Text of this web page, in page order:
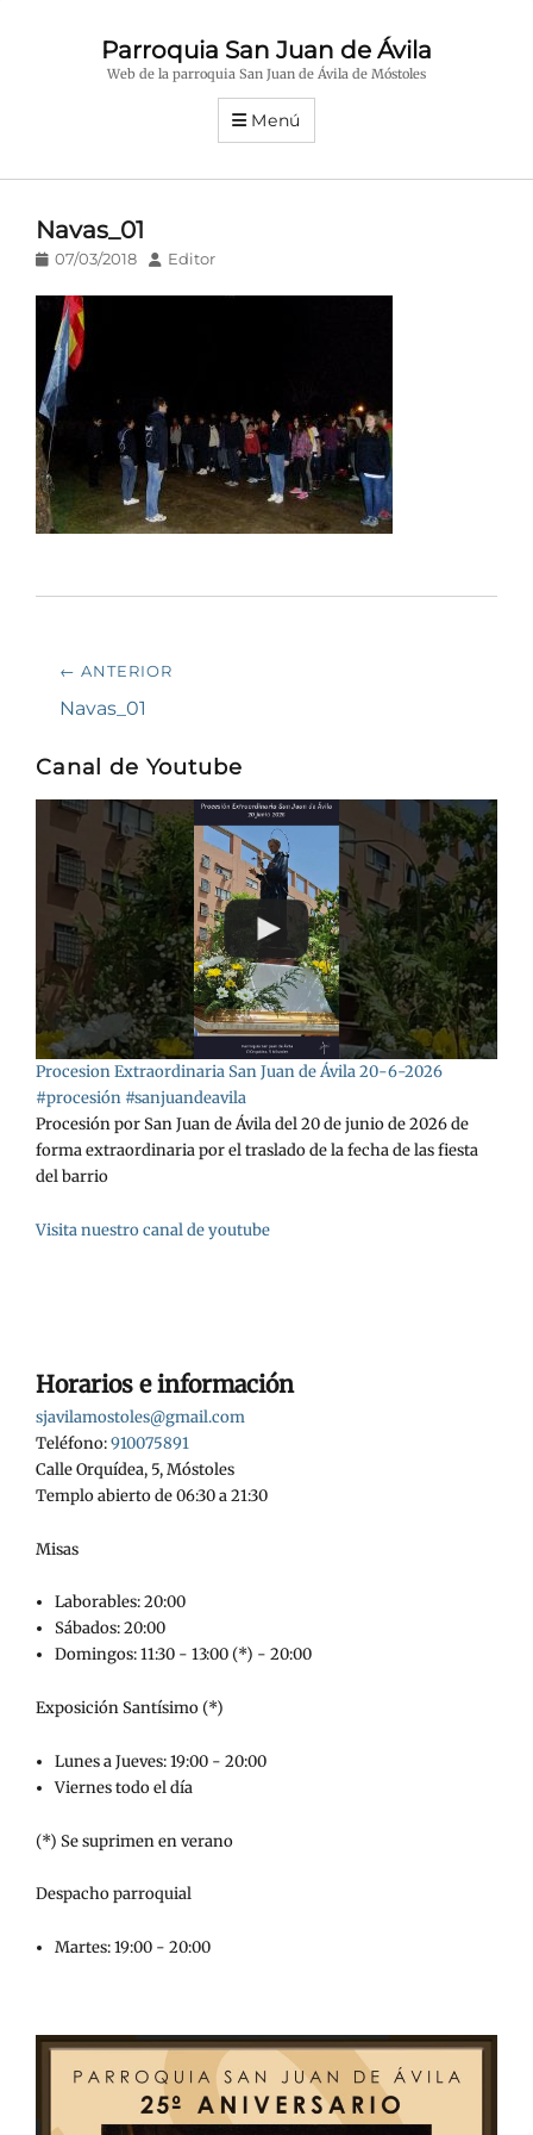
Parroquia San Juan de Ávila
Web de la parroquia San Juan de Ávila de Móstoles
Menú
Navas_01
Publicado
07/03/2018 AutorEditor
Navegación
de
entradas
← ANTERIOR
Entrada
Navas_01
Canal de Youtube
Procesion Extraordinaria San Juan de Ávila 20-6-2026
#procesión #sanjuandeavila
Procesión por San Juan de Ávila del 20 de junio de 2026 de
forma extraordinaria por el traslado de la fecha de las fiesta
del barrio
Visita nuestro canal de youtube
Horarios e información
sjavilamostoles@gmail.com
Teléfono:910075891
Calle Orquídea, 5, Móstoles
Templo abierto de 06:30 a 21:30
Misas
Laborables: 20:00
Sábados: 20:00
Domingos: 11:30 - 13:00 (*) - 20:00
Exposición Santísimo (*)
Lunes a Jueves: 19:00 - 20:00
Viernes todo el día
(*) Se suprimen en verano
Despacho parroquial
Martes: 19:00 - 20:00